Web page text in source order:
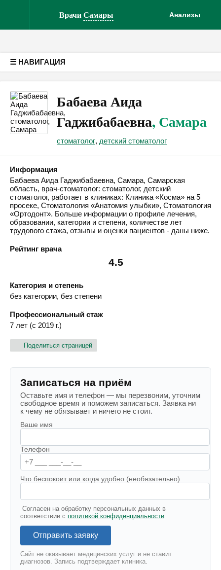
ВрачиСамары Анализы
☰ НАВИГАЦИЯ
Бабаева Аида
Гаджибабаевна, Самара
стоматолог, детский стоматолог
Информация
Бабаева Аида Гаджибабаевна, Самара, Самарская
область, врач-стоматолог: стоматолог, детский
стоматолог, работает в клиниках: Клиника «Косма» на 5
просеке, Стоматология «Анатомия улыбки», Стоматология
«Ортодонт». Больше информации о профиле лечения,
образовании, категории и степени, количестве лет
трудового стажа, отзывы и оценки пациентов - даны ниже.
Рейтинг врача
4.5
Категория и степень
без категории, без степени
Профессиональный стаж
7 лет (с 2019 г.)
Поделиться страницей
Записаться на приём
Оставьте имя и телефон — мы перезвоним, уточним
свободное время и поможем записаться. Заявка ни
к чему не обязывает и ничего не стоит.
Ваше имя
Телефон
Что беспокоит или когда удобно (необязательно)
Согласен на обработку персональных данных в
соответствии с политикой конфиденциальности
Отправить заявку
Сайт не оказывает медицинских услуг и не ставит
диагнозов. Запись подтверждает клиника.